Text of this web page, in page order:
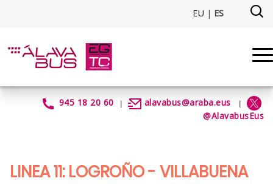
EU | ES
Línea 11: Logroño - Villabuena
945 18 20 60 | alavabus@araba.eus |
@AlavabusEus
LINEA 11: LOGROÑO - VILLABUENA